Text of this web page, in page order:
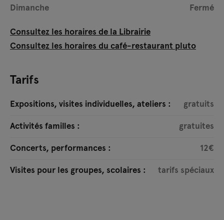
Dimanche
Fermé
Consultez les horaires de la Librairie
Consultez les horaires du café-restaurant pluto
Tarifs
Expositions, visites individuelles, ateliers :
gratuits
Activités familles :
gratuites
Concerts, performances :
12€
Visites pour les groupes, scolaires :
tarifs spéciaux